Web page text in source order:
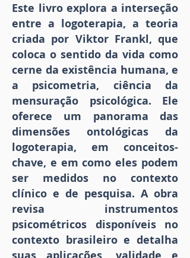
Este livro explora a interseção
entre a logoterapia, a teoria
criada por Viktor Frankl, que
coloca o sentido da vida como
cerne da existência humana, e
a psicometria, ciência da
mensuração psicológica. Ele
oferece um panorama das
dimensões ontológicas da
logoterapia, em conceitos-
chave, e em como eles podem
ser medidos no contexto
clínico e de pesquisa. A obra
revisa instrumentos
psicométricos disponíveis no
contexto brasileiro e detalha